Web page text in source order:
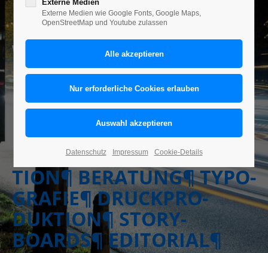
PRINT­DESIGN¶
KAM­PAGNEN¶
WEB­DESIGN¶
INFO­GRAFIK¶
AUS­STEL­LUNGS-
KON­ZEPTE¶
FILM/­ANIMATION¶
ILLU­STRA­TION ¶KON­ZEP­
TION¶ BERATUNG¶ TYPO­
GRAFIE¶ DRUCKPRO­
DUKTION¶ STORY­
BOARDS¶ EDI­TORIAL¶
Externe Medien
Externe Medien wie Google Fonts, Google Maps,
OpenStreetMap und Youtube zulassen
Datenschutz Impressum Cookie-Details